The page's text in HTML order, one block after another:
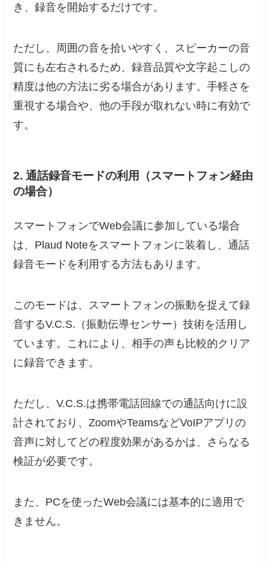
き、録音を開始するだけです。
ただし、周囲の音を拾いやすく、スピーカーの音
質にも左右されるため、録音品質や文字起こしの
精度は他の方法に劣る場合があります。手軽さを
重視する場合や、他の手段が取れない時に有効で
す。
2. 通話録音モードの利用（スマートフォン経由
の場合）
スマートフォンでWeb会議に参加している場合
は、Plaud Noteをスマートフォンに装着し、通話
録音モードを利用する方法もあります。
このモードは、スマートフォンの振動を捉えて録
音するV.C.S.（振動伝導センサー）技術を活用し
ています。これにより、相手の声も比較的クリア
に録音できます。
ただし、V.C.S.は携帯電話回線での通話向けに設
計されており、ZoomやTeamsなどVoIPアプリの
音声に対してどの程度効果があるかは、さらなる
検証が必要です。
また、PCを使ったWeb会議には基本的に適用で
きません。